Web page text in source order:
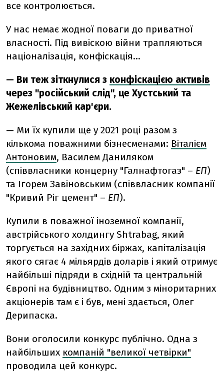
все контролюється.
У нас немає жодної поваги до приватної
власності. Під вивіскою війни трапляються
націоналізація, конфіскація...
— Ви теж зіткнулися з конфіскацією активів
через "російський слід", це Хустський та
Жежелівський кар'єри.
— Ми їх купили ще у 2021 році разом з
кількома поважними бізнесменами: Віталієм
Антоновим, Василем Даниляком
(співвласники концерну "Галнафтогаз" – ЕП)
та Ігорем Завіновським (співвласник компанії
"Кривий Ріг цемент" – ЕП).
Купили в поважної іноземної компанії,
австрійського холдингу Shtrabag, який
торгується на західних біржах, капіталізація
якого сягає 4 мільярдів доларів і який отримує
найбільші підряди в східній та центральній
Європі на будівництво. Одним з міноритарних
акціонерів там є і був, мені здається, Олег
Дерипаска.
Вони оголосили конкурс публічно. Одна з
найбільших компаній "великої четвірки"
проводила цей конкурс.